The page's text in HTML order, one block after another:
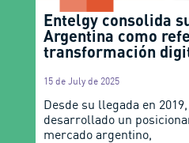
Entelgy consolida
Argentina como
transformación
15 de July de 2025
Desde su llegada en
desarrollado un
mercado argentino,